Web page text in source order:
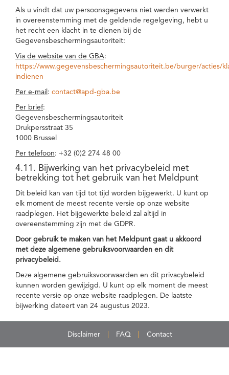
Als u vindt dat uw persoonsgegevens niet werden verwerkt
in overeenstemming met de geldende regelgeving, hebt u
het recht een klacht in te dienen bij de
Gegevensbeschermingsautoriteit:
Via de website van de GBA:
https://www.gegevensbeschermingsautoriteit.be/burger/acties/
indienen
Per e-mail : contact@apd-gba.be
Per brief:
Gegevensbeschermingsautoriteit
Drukpersstraat 35
1000 Brussel
Per telefoon: +32 (0)2 274 48 00
4.11. Bijwerking van het privacybeleid met
betrekking tot het gebruik van het Meldpunt
Dit beleid kan van tijd tot tijd worden bijgewerkt. U kunt op
elk moment de meest recente versie op onze website
raadplegen. Het bijgewerkte beleid zal altijd in
overeenstemming zijn met de GDPR.
Door gebruik te maken van het Meldpunt gaat u akkoord
met deze algemene gebruiksvoorwaarden en dit
privacybeleid.
Deze algemene gebruiksvoorwaarden en dit privacybeleid
kunnen worden gewijzigd. U kunt op elk moment de meest
recente versie op onze website raadplegen. De laatste
bijwerking dateert van 24 augustus 2023.
Disclaimer FAQ Contact